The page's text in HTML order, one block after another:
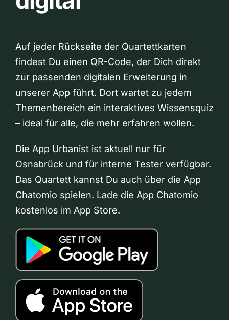
Auf jeder Rückseite der Quartettkarten
findest Du einen QR-Code, der Dich direkt
zur passenden digitalen Erweiterung in
unserer App führt. Dort wartet zu jedem
Themenbereich ein interaktives Wissensquiz
– ideal für alle, die mehr erfahren wollen.
Die App Urbanist ist aktuell nur für
Osnabrück und für interne Tester verfügbar.
Das Quartett kannst Du auch über die App
Chatomio spielen. Lade die App Chatomio
kostenlos im App Store.